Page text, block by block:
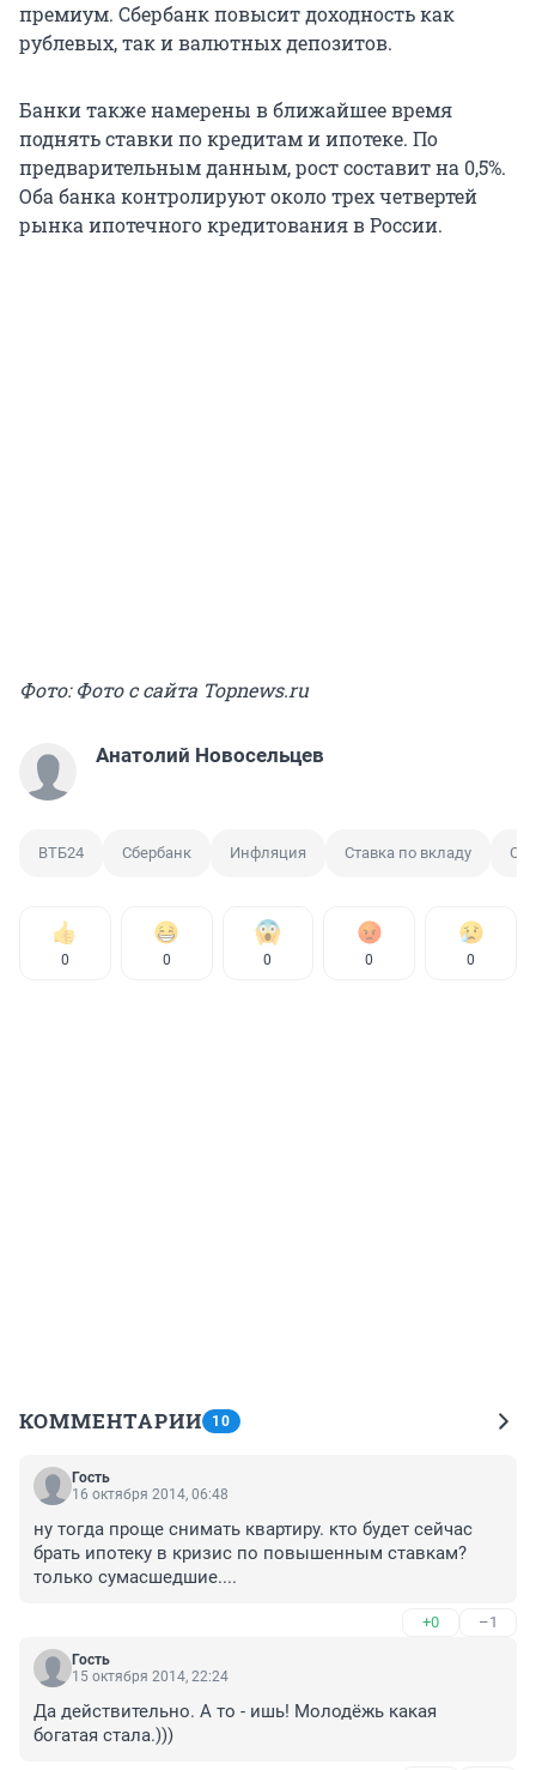
премиум. Сбербанк повысит доходность как
рублевых, так и валютных депозитов.
Банки также намерены в ближайшее время
поднять ставки по кредитам и ипотеке. По
предварительным данным, рост составит на 0,5%.
Оба банка контролируют около трех четвертей
рынка ипотечного кредитования в России.
Фото: Фото с сайта Topnews.ru
Анатолий Новосельцев
ВТБ24 Сбербанк Инфляция Ставка по вкладу
0 0 0 0 0
КОММЕНТАРИИ 10
Гость
16 октября 2014, 06:48
ну тогда проще снимать квартиру. кто будет сейчас
брать ипотеку в кризис по повышенным ставкам?
только сумасшедшие....
+0 –1
Гость
15 октября 2014, 22:24
Да действительно. А то - ишь! Молодёжь какая
богатая стала.)))